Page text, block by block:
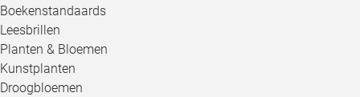
Boekenstandaards
Leesbrillen
Planten & Bloemen
Kunstplanten
Droogbloemen